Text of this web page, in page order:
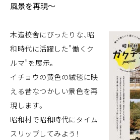
風景を再現～
木造校舎にびったりな、昭
和時代に活躍した”働くク
ルマ”を展示。
イチョウの黄色の絨毯に映
える昔なつかしい景色を再
現します。
昭和村で昭和時代にタイム
スリップしてみよう！